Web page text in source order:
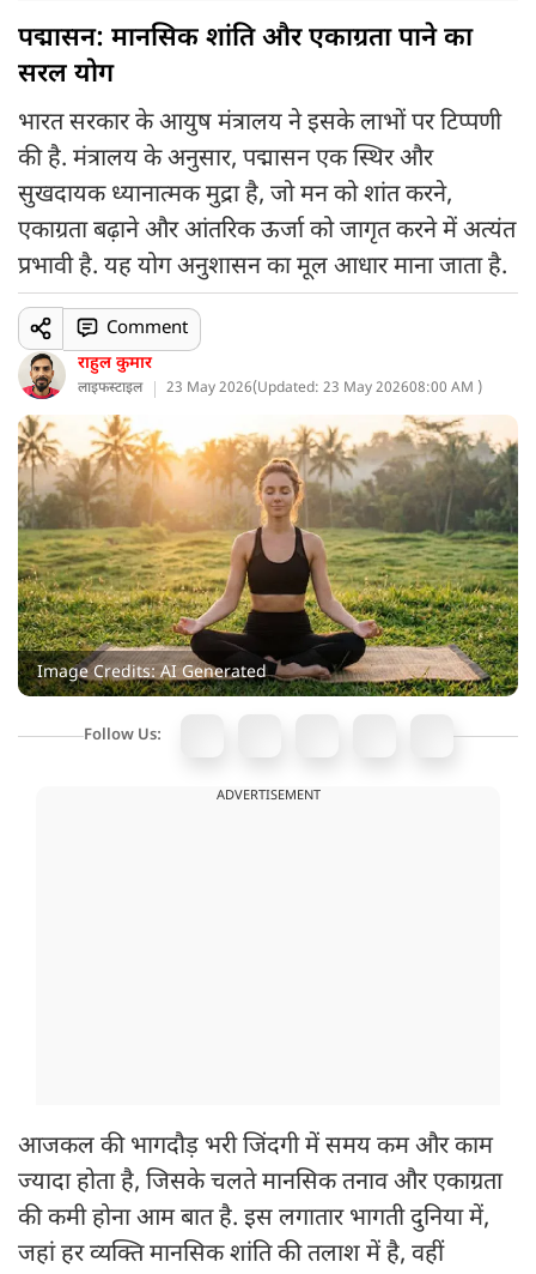
पद्मासन: मानसिक शांति और एकाग्रता पाने का
सरल योग
भारत सरकार के आयुष मंत्रालय ने इसके लाभों पर टिप्पणी
की है. मंत्रालय के अनुसार, पद्मासन एक स्थिर और
सुखदायक ध्यानात्मक मुद्रा है, जो मन को शांत करने,
एकाग्रता बढ़ाने और आंतरिक ऊर्जा को जागृत करने में अत्यंत
प्रभावी है. यह योग अनुशासन का मूल आधार माना जाता है.
राहुल कुमार
लाइफस्टाइल 23 May 2026(Updated: 23 May 202608:00 AM )
Comment
Image Credits: AI Generated
Follow Us:
ADVERTISEMENT
आजकल की भागदौड़ भरी जिंदगी में समय कम और काम
ज्यादा होता है, जिसके चलते मानसिक तनाव और एकाग्रता
की कमी होना आम बात है. इस लगातार भागती दुनिया में,
जहां हर व्यक्ति मानसिक शांति की तलाश में है, वहीं